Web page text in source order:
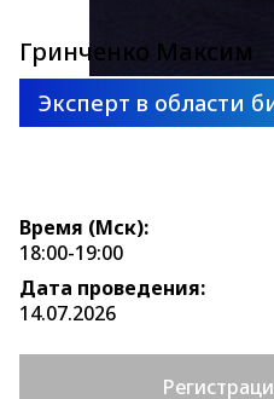
Гринченко Максим
Эксперт в области
Время (Мск):
18:00-19:00
Дата проведения:
14.07.2026